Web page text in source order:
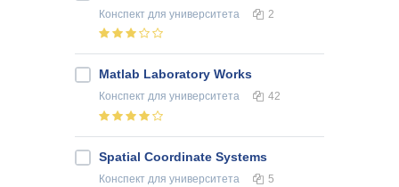
Конспект для университета 2
Matlab Laboratory Works
Конспект для университета 42
Spatial Coordinate Systems
Конспект для университета 5